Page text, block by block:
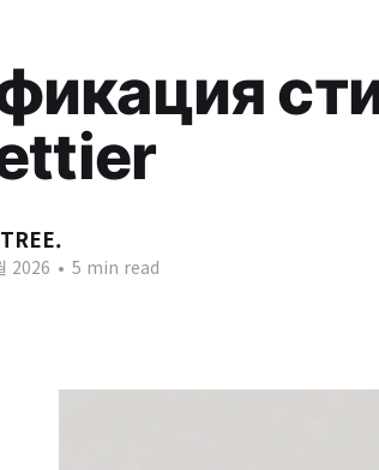
2026 • 5 min read